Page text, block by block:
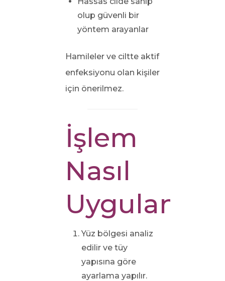
olup güvenli bir
yöntem arayanlar
Hamileler ve ciltte aktif
enfeksiyonu olan kişiler
için önerilmez.
İşlem
Nasıl
Uygulanır?
Yüz bölgesi analiz
edilir ve tüy
yapısına göre
ayarlama yapılır.